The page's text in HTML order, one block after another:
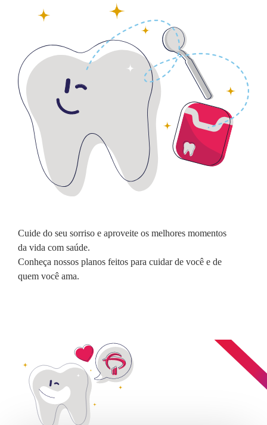
Cuide do seu sorriso e aproveite os melhores momentos
da vida com saúde.
Conheça nossos planos feitos para cuidar de você e de
quem você ama.